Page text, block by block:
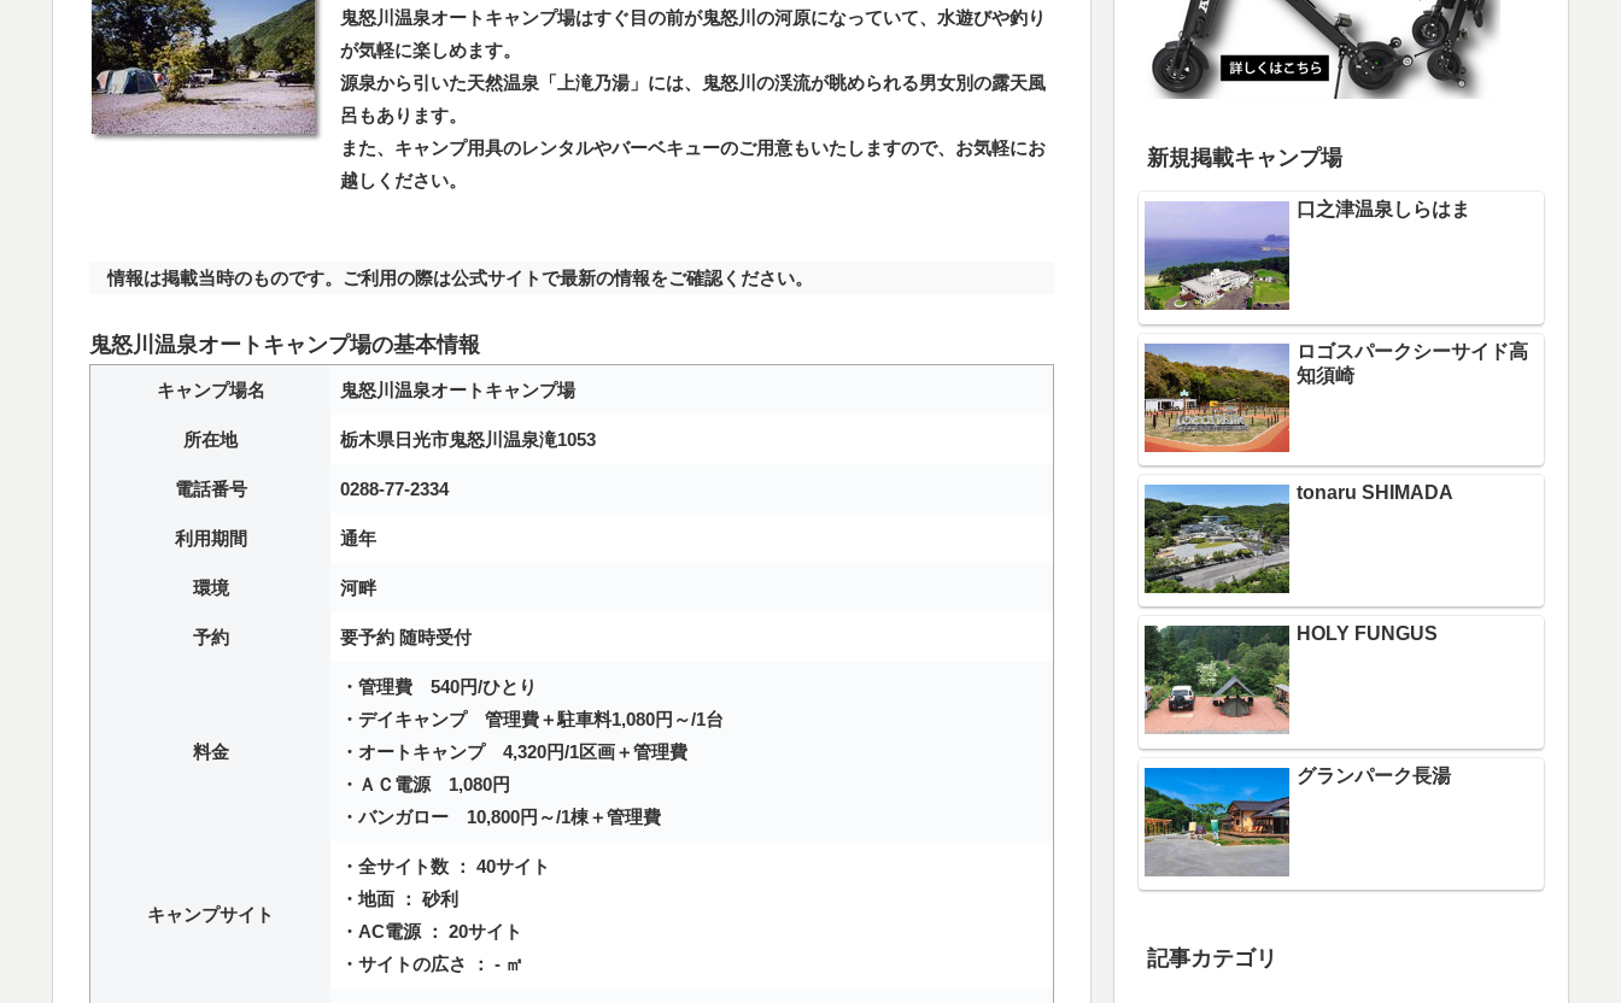
鬼怒川温泉オートキャンプ場はすぐ目の前が鬼怒川の河原になっていて、水遊びや釣り
が気軽に楽しめます。
源泉から引いた天然温泉「上滝乃湯」には、鬼怒川の渓流が眺められる男女別の露天風
呂もあります。
また、キャンプ用具のレンタルやバーベキューのご用意もいたしますので、お気軽にお
越しください。
情報は掲載当時のものです。ご利用の際は公式サイトで最新の情報をご確認ください。
鬼怒川温泉オートキャンプ場の基本情報
キャンプ場名 鬼怒川温泉オートキャンプ場
所在地 栃木県日光市鬼怒川温泉滝1053
電話番号 0288-77-2334
利用期間 通年
環境 河畔
予約 要予約 随時受付
料金
・管理費 540円/ひとり
・デイキャンプ 管理費＋駐車料1,080円～/1台
・オートキャンプ 4,320円/1区画＋管理費
・ＡＣ電源 1,080円
・バンガロー 10,800円～/1棟＋管理費
キャンプサイト
・全サイト数 ： 40サイト
・地面 ： 砂利
・AC電源 ： 20サイト
・サイトの広さ ： - ㎡
新規掲載キャンプ場
口之津温泉しらはま
ロゴスパークシーサイド高
知須崎
tonaru SHIMADA
HOLY FUNGUS
グランパーク長湯
記事カテゴリ